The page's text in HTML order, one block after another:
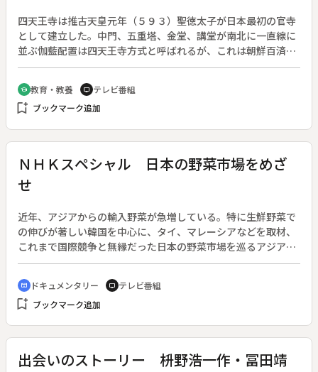
四天王寺は推古天皇元年（５９３）聖徳太子が日本最初の官寺
として建立した。中門、五重塔、金堂、講堂が南北に一直線に
並ぶ伽藍配置は四天王寺方式と呼ばれるが、これは朝鮮百済の
上代寺院に多く見られるものである。四天王寺が建つ難波津
は、当時大阪湾に面した海岸の丘陵地帯で、朝鮮と畿内を結ぶ
海上ルートの要衝であった。この大伽藍の威容、壮麗さは海外
諸国からの使節たちに日本の国威を示したことだろう。
school 教育・教養 tv テレビ番組
bookmark_add ブックマーク追加
ＮＨＫスペシャル 日本の野菜市場をめざ
せ
近年、アジアからの輸入野菜が急増している。特に生鮮野菜で
の伸びが著しい韓国を中心に、タイ、マレーシアなどを取材、
これまで国際競争と無縁だった日本の野菜市場を巡るアジアの
動向を伝える。◆韓国は、アジアの経済危機をきっかけに、野
菜で外貨を獲得する取り組みを本格化させた。輸出専門の生産
拠点を各地に整備、さらに日本人の好みを分析するなど徹底的
な輸出戦略を推進して、ミニトマト、茄子、胡瓜などさまざま
を通して温暖な気候を武器に、枝豆やオクラなどで輸出拡大を
図っている。
cinematic_blur ドキュメンタリー tv テレビ番組
bookmark_add ブックマーク追加
出会いのストーリー 枡野浩一作・冨田靖